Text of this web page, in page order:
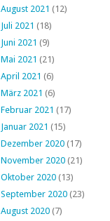
August 2021 (12)
Juli 2021 (18)
Juni 2021 (9)
Mai 2021 (21)
April 2021 (6)
März 2021 (6)
Februar 2021 (17)
Januar 2021 (15)
Dezember 2020 (17)
November 2020 (21)
Oktober 2020 (13)
September 2020 (23)
August 2020 (7)